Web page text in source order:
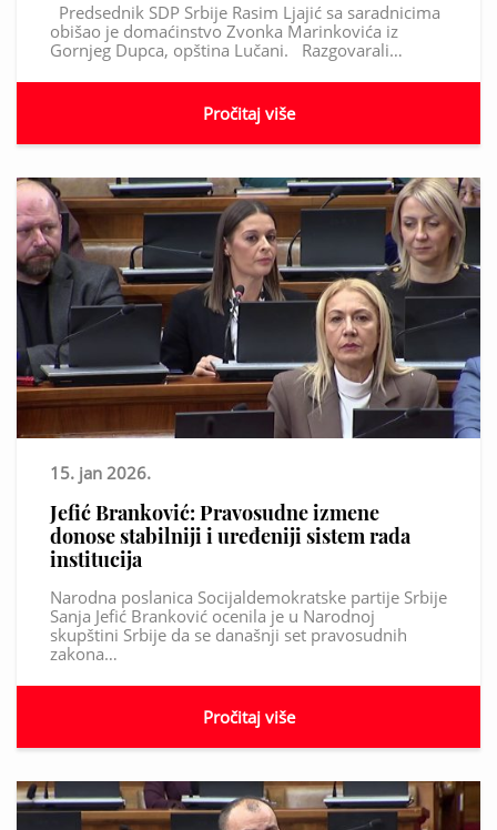
Predsednik SDP Srbije Rasim Ljajić sa saradnicima
obišao je domaćinstvo Zvonka Marinkovića iz
Gornjeg Dupca, opština Lučani. Razgovarali…
Pročitaj više
15. jan 2026.
Jefić Branković: Pravosudne izmene
donose stabilniji i uređeniji sistem rada
institucija
Narodna poslanica Socijaldemokratske partije Srbije
Sanja Jefić Branković ocenila je u Narodnoj
skupštini Srbije da se današnji set pravosudnih
zakona…
Pročitaj više